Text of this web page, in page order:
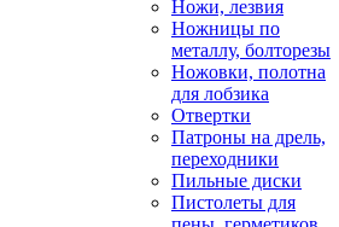
Ножи, лезвия
Ножницы по
металлу, болторезы
Ножовки, полотна
для лобзика
Отвертки
Патроны на дрель,
переходники
Пильные диски
Пистолеты для